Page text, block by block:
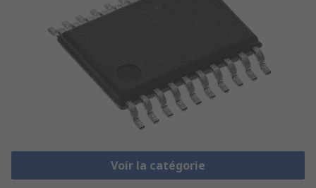
Voir la catégorie